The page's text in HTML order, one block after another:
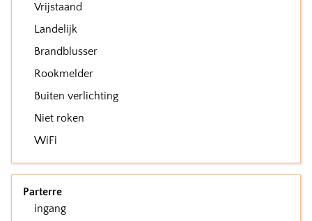
Vrijstaand
Landelijk
Brandblusser
Rookmelder
Buiten verlichting
Niet roken
WiFi
Parterre
ingang